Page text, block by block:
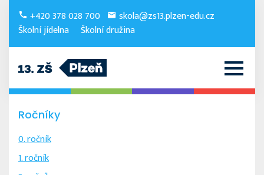
+420 378 028 700
skola@zs13.plzen-edu.cz
Školní jídelna
Školní družina
Ročníky
0. ročník
1. ročník